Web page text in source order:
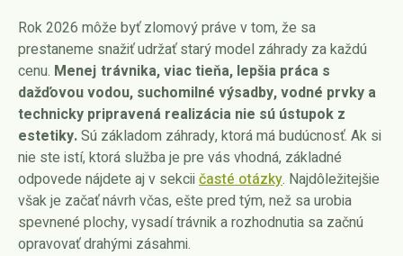
Rok 2026 môže byť zlomový práve v tom, že sa
prestaneme snažiť udržať starý model záhrady za každú
cenu. Menej trávnika, viac tieňa, lepšia práca s
dažďovou vodou, suchomilné výsadby, vodné prvky a
technicky pripravená realizácia nie sú ústupok z
estetiky.Sú základom záhrady, ktorá má budúcnosť. Ak si
nie ste istí, ktorá služba je pre vás vhodná, základné
odpovede nájdete aj v sekcii časté otázky. Najdôležitejšie
však je začať návrh včas, ešte pred tým, než sa urobia
spevnené plochy, vysadí trávnik a rozhodnutia sa začnú
opravovať drahými zásahmi.